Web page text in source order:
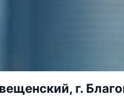
г.